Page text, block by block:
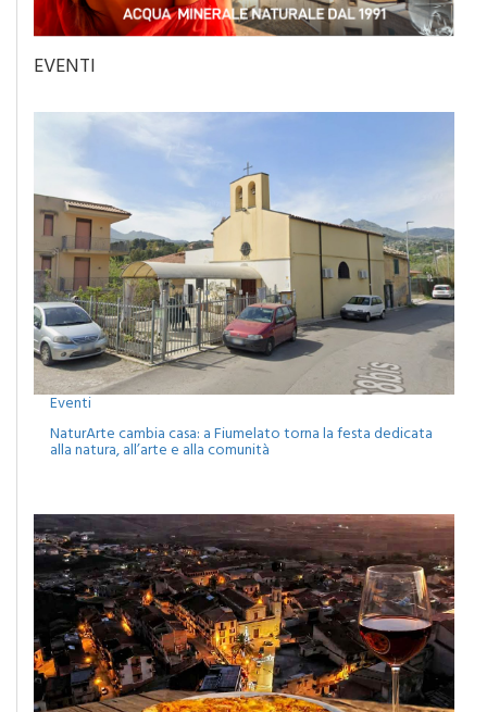
Eventi
NaturArte cambia casa: a Fiumelato torna la festa dedicata